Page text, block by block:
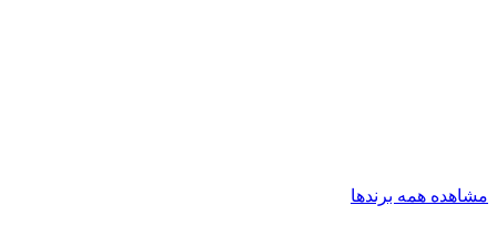
مشاهده همه برندها